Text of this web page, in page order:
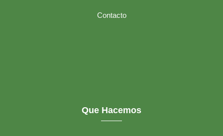
Contacto
Que Hacemos